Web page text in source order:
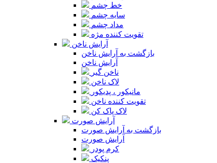
خط چشم
سایه چشم
مداد چشم
تقویت کننده مژه
آرایش ناخن
بازگشت به آرایش ناخن
آرایش ناخن
ناخن گیر
لاک ناخن
مانیکور ، پدیکور
تقویت کننده ناخن
لاک پاک کن
آرایش صورت
بازگشت به آرایش صورت
آرایش صورت
کرم پودر
پنکیک